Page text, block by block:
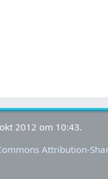
2012 om 10:43.
Attribution-